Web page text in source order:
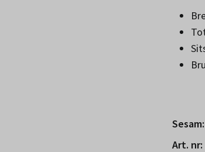
Sesam:
Art. nr: